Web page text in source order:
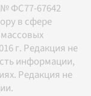
ФС77-67642
в сфере
г. Редакция не
информации,
Редакция не